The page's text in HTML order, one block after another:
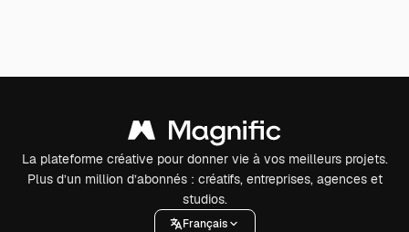
La plateforme créative pour donner vie à vos meilleurs projets.
Plus d’un million d’abonnés : créatifs, entreprises, agences et
studios.
Français